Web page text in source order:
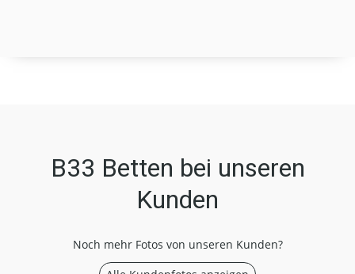
B33 Betten bei unseren
Kunden
Noch mehr Fotos von unseren Kunden?